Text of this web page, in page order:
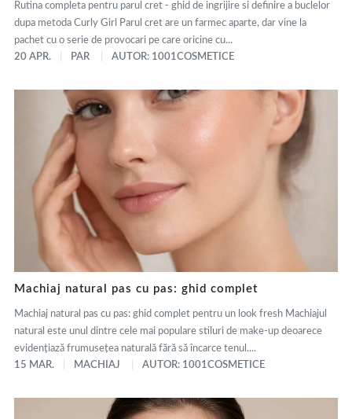
Rutina completa pentru parul cret - ghid de ingrijire si definire a buclelor
dupa metoda Curly Girl Parul cret are un farmec aparte, dar vine la
pachet cu o serie de provocari pe care oricine cu...
20 APR.
PAR AUTOR: 1001COSMETICE
Machiaj natural pas cu pas: ghid complet
Machiaj natural pas cu pas: ghid complet pentru un look fresh Machiajul
natural este unul dintre cele mai populare stiluri de make-up deoarece
evidențiază frumusețea naturală fără să încarce tenul....
15 MAR.
MACHIAJ AUTOR: 1001COSMETICE